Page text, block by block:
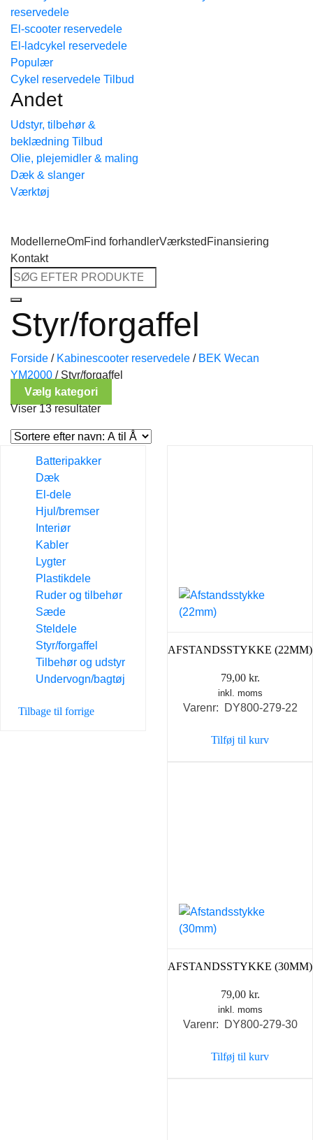
reservedele
El-scooter reservedele
El-ladcykel reservedele
Cykel reservedele
Andet
Udstyr, tilbehør &
beklædning
Olie, plejemidler & maling
Dæk & slanger
Værktøj
ModellerneOmFind forhandlerVærksted Finansiering
Kontakt
Søg
efter:
Styr/forgaffel
Forside / Kabinescooter reservedele / BEK Wecan
YM2000 /Styr/forgaffel
Vælg kategori
Viser 13 resultater
Batteripakker
Dæk
El-dele
Hjul/bremser
Interiør
Kabler
Lygter
Plastikdele
Ruder og tilbehør
Sæde
Steldele
Styr/forgaffel
Tilbehør og udstyr
Undervogn/bagtøj
Tilbage til forrige
AFSTANDSSTYKKE (22MM)
79,00 kr.
inkl. moms
Varenr: DY800-279-22
Tilføj til kurv
AFSTANDSSTYKKE (30MM)
79,00 kr.
inkl. moms
Varenr: DY800-279-30
Tilføj til kurv